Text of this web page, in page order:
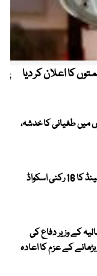
کا اعلان کر دیا
میں طغیانی کا خدشہ،
پاکستان کیخلاف ٹیسٹ سیریز ، انگلینڈ کا 16 رکنی اسکواڈ
کے وزیر دفاع کی
بڑھانے کے عزم کا اعادہ